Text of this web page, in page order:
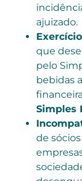
ajuizado.
que
pelo
bebidas
Simples
de